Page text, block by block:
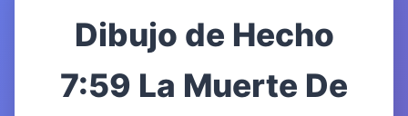
Dibujo de Hecho
7:59 La Muerte De